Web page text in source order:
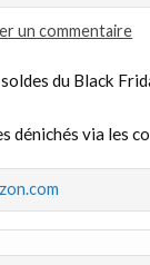
un commentaire
du Black
dénichés via les